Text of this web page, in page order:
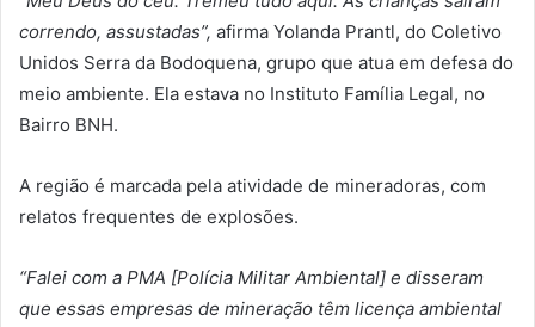
correndo, assustadas”, afirma Yolanda Prantl, do Coletivo
Unidos Serra da Bodoquena, grupo que atua em defesa do
meio ambiente. Ela estava no Instituto Família Legal, no
Bairro BNH.
A região é marcada pela atividade de mineradoras, com
relatos frequentes de explosões.
“Falei com a PMA [Polícia Militar Ambiental] e disseram
que essas empresas de mineração têm licença ambiental